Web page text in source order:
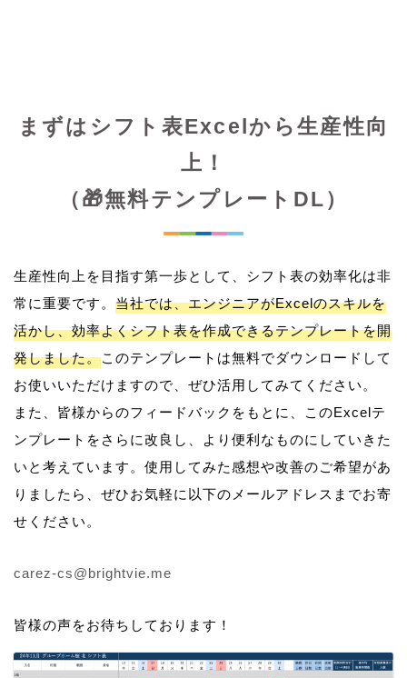
まずはシフト表Excelから生産性向
上！
（🎁無料テンプレートDL）
生産性向上を目指す第一歩として、シフト表の効率化は非
常に重要です。 当社では、エンジニアがExcelのスキルを
活かし、効率よくシフト表を作成できるテンプレートを開
発しました。このテンプレートは無料でダウンロードして
お使いいただけますので、ぜひ活用してみてください。
また、皆様からのフィードバックをもとに、このExcelテ
ンプレートをさらに改良し、より便利なものにしていきた
いと考えています。使用してみた感想や改善のご希望があ
りましたら、ぜひお気軽に以下のメールアドレスまでお寄
せください。
carez-cs@brightvie.me
皆様の声をお待ちしております！